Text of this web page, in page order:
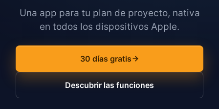
Una app para tu plan de proyecto, nativa
en todos los dispositivos Apple.
30 días gratis
Descubrir las funciones